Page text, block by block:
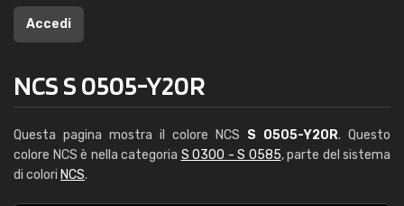
Accedi
NCS S 0505-Y20R
Questa pagina mostra il colore NCS S 0505-Y20R. Questo
colore NCS è nella categoria S 0300 - S 0585, parte del sistema
di colori NCS.